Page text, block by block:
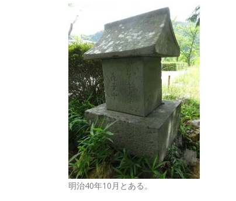
明治40年10月とある。